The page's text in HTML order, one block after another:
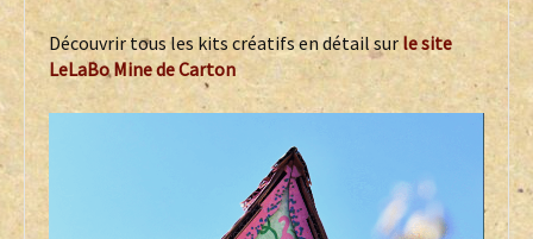
Découvrir tous les kits créatifs en détail sur le site
LeLaBo Mine de Carton